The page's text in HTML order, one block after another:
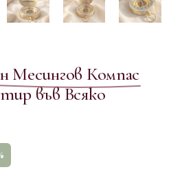
Месингов Компас
във Всяко